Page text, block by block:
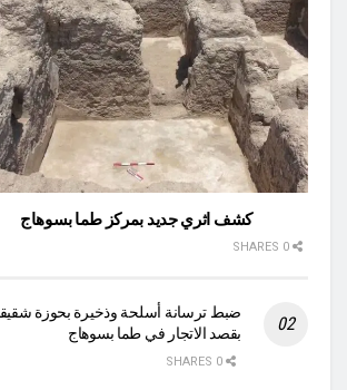
كشف اثري جديد بمركز طما بسوهاج
ضبط ترسانة أسلحة وذخيرة بحوزة
بقصد الاتجار في طما بسوهاج